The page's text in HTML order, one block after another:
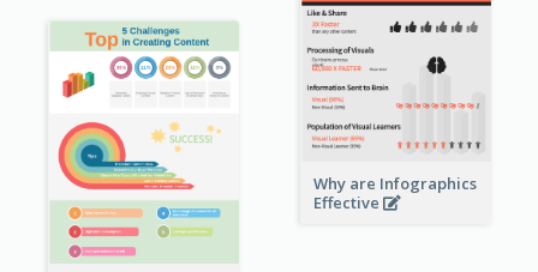
Why are Infographics
Effective